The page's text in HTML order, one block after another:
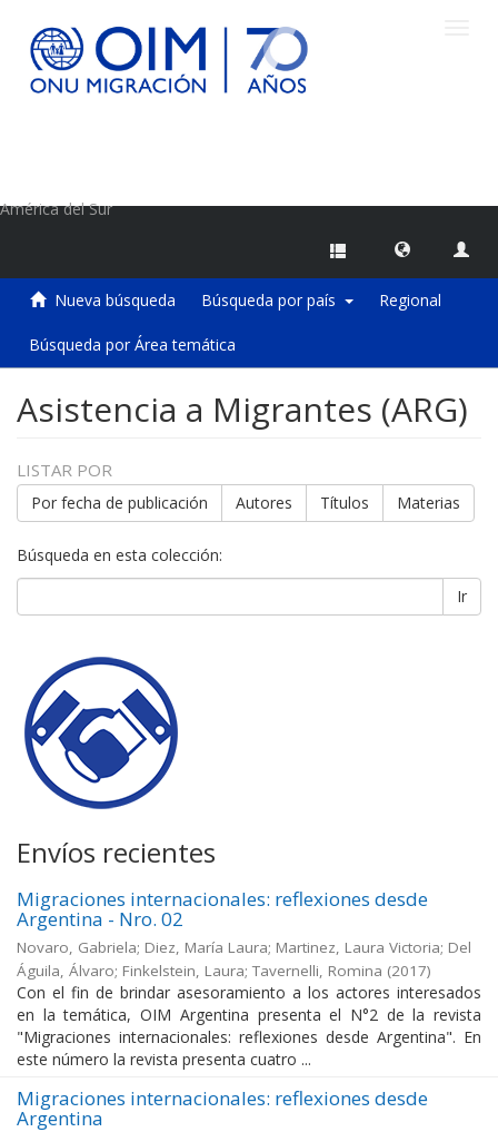
América del Sur
Nueva búsqueda Búsqueda por país Regional
Búsqueda por Área temática
Asistencia a Migrantes (ARG)
LISTAR POR
Por fecha de publicación Autores Títulos Materias
Búsqueda en esta colección:
Ir
Envíos recientes
Migraciones internacionales: reflexiones desde
Argentina - Nro. 02
Novaro, Gabriela; Diez, María Laura; Martinez, Laura Victoria; Del
Águila, Álvaro; Finkelstein, Laura; Tavernelli, Romina (2017)
Con el fin de brindar asesoramiento a los actores interesados
en la temática, OIM Argentina presenta el N°2 de la revista
"Migraciones internacionales: reflexiones desde Argentina". En
este número la revista presenta cuatro ...
Migraciones internacionales: reflexiones desde
Argentina